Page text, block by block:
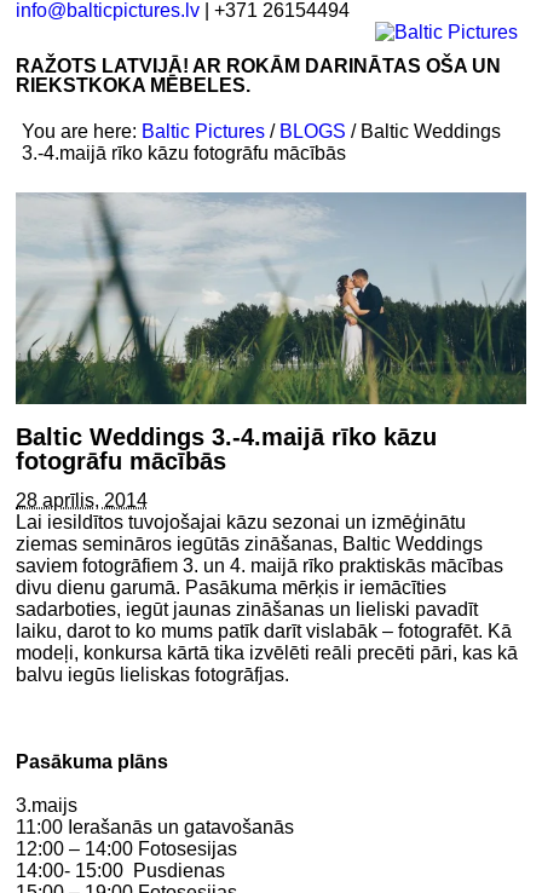
info@balticpictures.lv | +371 26154494
RAŽOTS LATVIJĀ! AR ROKĀM DARINĀTAS OŠA UN
RIEKSTKOKA MĒBELES.
You are here: Baltic Pictures / BLOGS / Baltic Weddings
3.-4.maijā rīko kāzu fotogrāfu mācībās
Baltic Weddings 3.-4.maijā rīko kāzu
fotogrāfu mācībās
28 aprīlis, 2014
Lai iesildītos tuvojošajai kāzu sezonai un izmēģinātu
ziemas semināros iegūtās zināšanas, Baltic Weddings
saviem fotogrāfiem 3. un 4. maijā rīko praktiskās mācības
divu dienu garumā. Pasākuma mērķis ir iemācīties
sadarboties, iegūt jaunas zināšanas un lieliski pavadīt
laiku, darot to ko mums patīk darīt vislabāk – fotografēt. Kā
modeļi, konkursa kārtā tika izvēlēti reāli precēti pāri, kas kā
balvu iegūs lieliskas fotogrāfjas.
Pasākuma plāns
3.maijs
11:00 Ierašanās un gatavošanās
12:00 – 14:00 Fotosesijas
14:00- 15:00 Pusdienas